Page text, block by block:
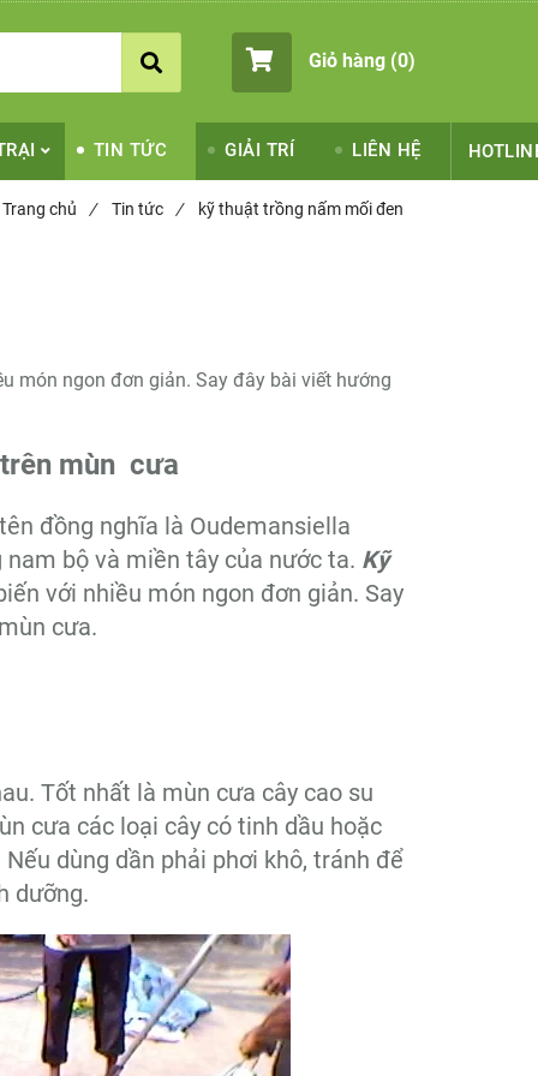
Giỏ hàng (0)
TIN TỨC GIẢI TRÍ LIÊN HỆ
Trang chủ / Tin tức / kỹ thuật trồng nấm mối đen
món ngon đơn giản. Say đây bài viết hướng
mùn cưa
đồng nghĩa là Oudemansiella
bộ và miền tây của nước ta. Kỹ
với nhiều món ngon đơn giản. Say
cưa.
Tốt nhất là mùn cưa cây cao su
cưa các loại cây có tinh dầu hoặc
dùng dần phải phơi khô, tránh để
dưỡng.